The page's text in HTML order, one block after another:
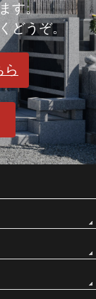
す。
どうぞ。
ら